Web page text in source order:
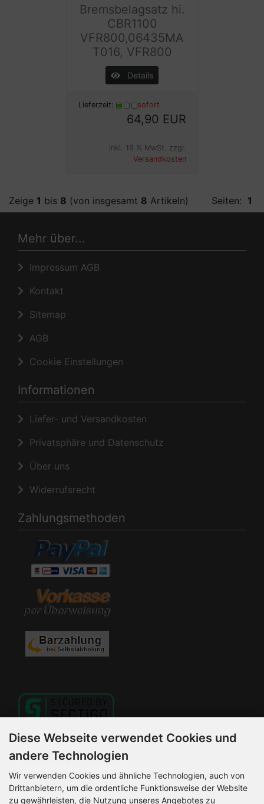
Bremsbelagsatz hi.
CBR1100
VFR800,06435MA
T016, VFR800
Details
Lieferzeit: sofort
64,90 EUR
inkl. 19 % MwSt. zzgl.
Versandkosten
Zeige 1 bis 8 (von insgesamt 8 Artikeln) Seiten: 1
Mehr über...
Impressum AGB
Kontakt
Sitemap
AGB
Cookie Einstellungen
Informationen
Liefer- und Versandkosten
Privatsphäre und Datenschutz
Über uns
Widerrufsrecht
Zahlungsmethoden
Newsletter-Anmeldung
E-Mail-Adresse:
Diese Webseite verwendet Cookies und
andere Technologien
Wir verwenden Cookies und ähnliche Technologien, auch von
Drittanbietern, um die ordentliche Funktionsweise der Website
zu gewährleisten, die Nutzung unseres Angebotes zu